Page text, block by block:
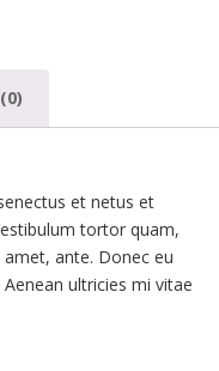
et netus et
tortor quam,
ante. Donec eu
ultricies mi vitae